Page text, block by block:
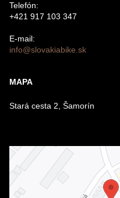
Telefón:
+421 917 103 347
E-mail:
info@slovakiabike.sk
MAPA
Stará cesta 2, Šamorín